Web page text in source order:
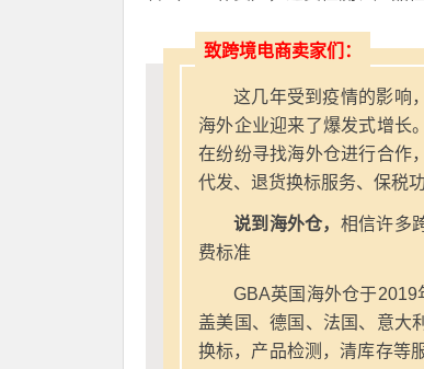
致跨境电商卖家们：
这几年受到疫情的影响
海外企业迎来了爆发式增长
在纷纷寻找海外仓进行合作
代发、退货换标服务、保税
说到海外仓， 相信许多
费标准
GBA英国海外仓于
盖美国、德国、法国、意大
换标，产品检测，清库存等